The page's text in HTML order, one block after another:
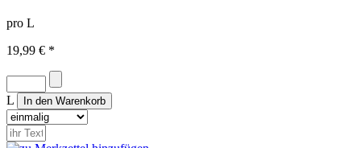
pro L
19,99 € *
L